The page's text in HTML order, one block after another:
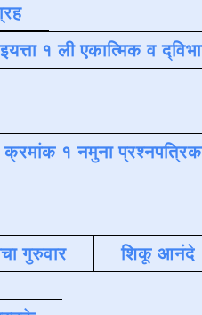
इयत्ता १ ली एकात्मिक व
१ नमुना
गुरुवार शिकू आनंदे